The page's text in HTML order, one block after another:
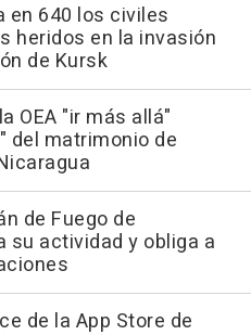
en 640 los civiles
heridos en la invasión
de Kursk
OEA "ir más allá"
del matrimonio de
de Fuego de
su actividad y obliga a
de la App Store de